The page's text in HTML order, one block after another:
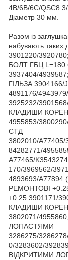
4B/6B/6C/
Діаметр 30 мм.
Разом із
набувають
3901220/
БОЛТ ГБЦ
3937404/
ГІЛЬЗА
4891176/
3925232/
КЛАДИШИ
4955853/
СТД
3802010/A77405/
84282771/
A77465/
170/3969562/
4893693/A77894
РЕМОНТОВІ
+0.25 3901171/
КЛАДИШИ
3802071/
ЛОПАСТЯМИ
3286275/
0/3283602/
ВІДКРИТИМИ